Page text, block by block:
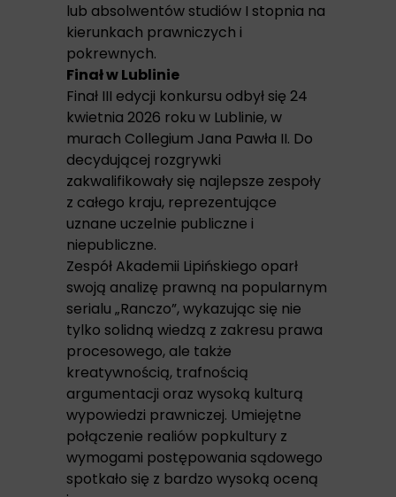
lub absolwentów studiów I stopnia na
kierunkach prawniczych i
pokrewnych.
Finał w Lublinie
Finał III edycji konkursu odbył się 24
kwietnia 2026 roku w Lublinie, w
murach Collegium Jana Pawła II. Do
decydującej rozgrywki
zakwalifikowały się najlepsze zespoły
z całego kraju, reprezentujące
uznane uczelnie publiczne i
niepubliczne.
Zespół Akademii Lipińskiego oparł
swoją analizę prawną na popularnym
serialu „Ranczo”, wykazując się nie
tylko solidną wiedzą z zakresu prawa
procesowego, ale także
kreatywnością, trafnością
argumentacji oraz wysoką kulturą
wypowiedzi prawniczej. Umiejętne
połączenie realiów popkultury z
wymogami postępowania sądowego
spotkało się z bardzo wysoką oceną